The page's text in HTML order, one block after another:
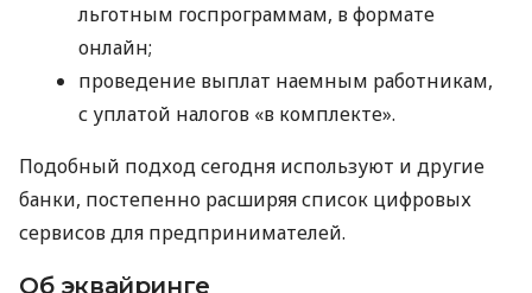
льготным госпрограммам, в формате
онлайн;
проведение выплат наемным работникам,
с уплатой налогов «в комплекте».
Подобный подход сегодня используют и другие
банки, постепенно расширяя список цифровых
сервисов для предпринимателей.
Об эквайринге